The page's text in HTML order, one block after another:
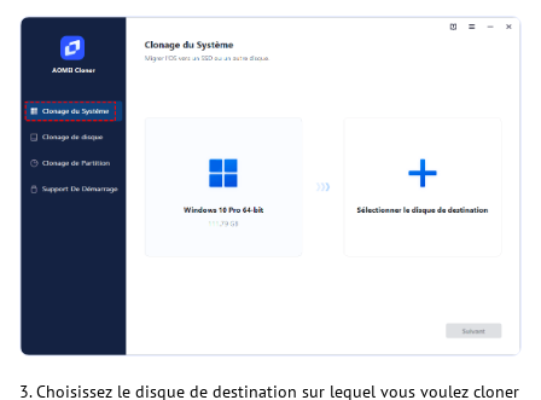
3. Choisissez le disque de destination sur lequel vous voulez cloner